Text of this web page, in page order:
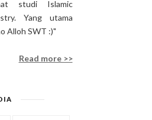
studi Islamic
Yang utama
Alloh SWT :)"
Read more >>